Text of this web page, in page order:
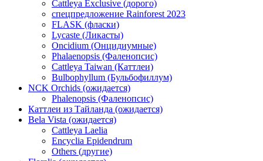
Cattleya Exclusive (дорого)
спецпредложение Rainforest 2023
FLASK (фласки)
Lycaste (Ликасты)
Oncidium (Онцидиумные)
Phalaenopsis (Фаленопсис)
Cattleya Taiwan (Каттлеи)
Bulbophyllum (Бульбофиллум)
NCK Orchids (ожидается)
Phalenopsis (Фаленопсис)
Каттлеи из Тайланда (ожидается)
Bela Vista (ожидается)
Cattleya Laelia
Encyclia Epidendrum
Others (другие)